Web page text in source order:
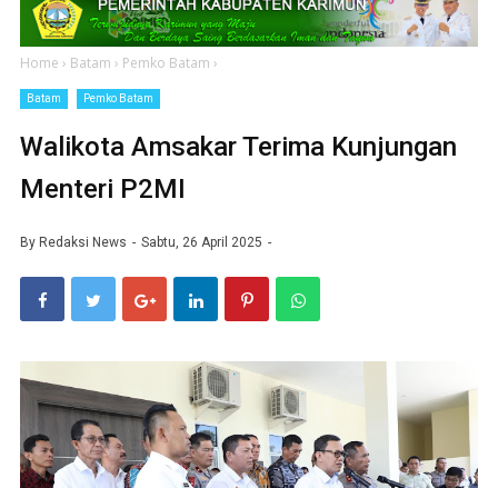
Home › Batam › Pemko Batam ›
Batam Pemko Batam
Walikota Amsakar Terima Kunjungan
Menteri P2MI
By Redaksi News Sabtu, 26 April 2025